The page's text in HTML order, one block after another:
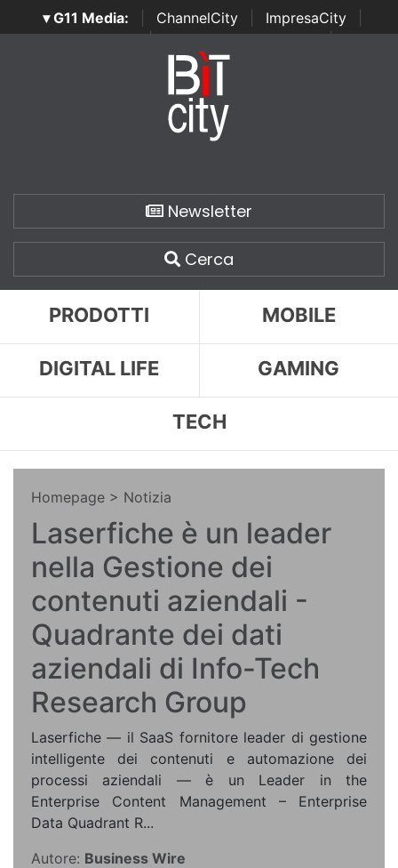
▾ G11 Media: ChannelCity ImpresaCity
SecurityOpenLab | Italian Channel Awards | Italian
Italian Security Awards
Newsletter
Cerca
PRODOTTI MOBILE
DIGITAL LIFE GAMING
TECH
Homepage > Notizia
Laserfiche è un leader
nella Gestione dei
contenuti aziendali -
Quadrante dei dati
aziendali di Info-Tech
Research Group
Laserfiche — il SaaS fornitore leader di gestione
intelligente dei contenuti e automazione dei
processi aziendali — è un Leader in the
Enterprise Content Management – Enterprise
Data Quadrant R...
Autore: Business Wire